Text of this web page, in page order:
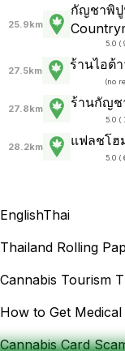
25.9km
กัญชาพิปู
5.0 (
27.5km ร้านไอต้
(no
27.8km ร้านกัญช
5.0 (
28.2km แฟลชโฮ
5.0 (
EnglishThai
Thailand Rolling
Cannabis Tourism
How to Get
Cannabis Card